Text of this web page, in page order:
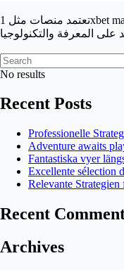
تعتمد منصات مثل 1xbet ma على الابتكار التكنولوجي لتقديم حلول تتناسب مع احتياجات السوق المتغيرة باستمرار، مما يسهم بدوره في تحفيز الاقتصاد الرقمي والتوظيف المستدام للأموال. يمثل هذا النوع من
No results
Recent Posts
Professionelle
Adventure awaits
Fantastiska vyer
Excellente sélection
Relevante
Recent
Archives